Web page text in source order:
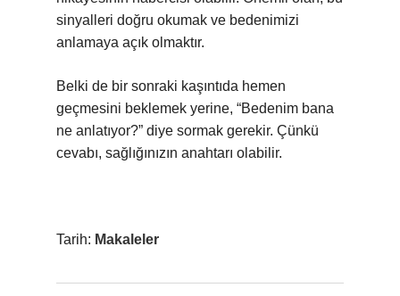
sinyalleri doğru okumak ve bedenimizi
anlamaya açık olmaktır.
Belki de bir sonraki kaşıntıda hemen
geçmesini beklemek yerine, “Bedenim bana
ne anlatıyor?” diye sormak gerekir. Çünkü
cevabı, sağlığınızın anahtarı olabilir.
Tarih: Makaleler